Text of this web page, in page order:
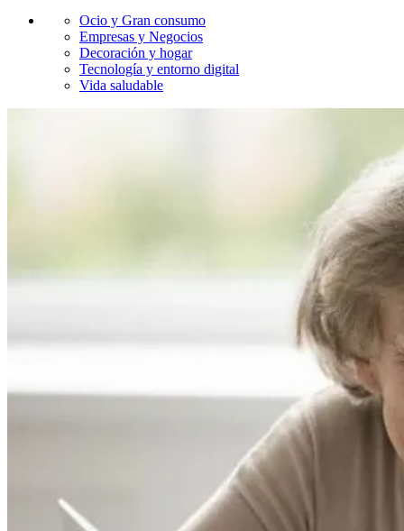
Ocio y Gran consumo
Empresas y Negocios
Decoración y hogar
Tecnología y entorno digital
Vida saludable